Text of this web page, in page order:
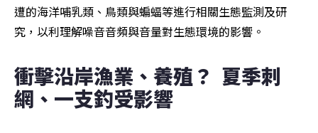
遭的海洋哺乳類、鳥類與蝙蝠等進行相關生態監測及研
究，以利理解噪音音頻與音量對生態環境的影響。
衝擊沿岸漁業、養殖？  夏季刺
網、一支釣受影響